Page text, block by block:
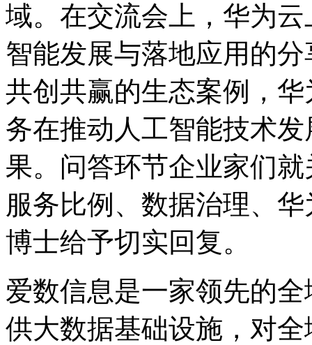
域。在交流会上，华为
智能发展与落地应用的
共创共赢的生态案例，
务在推动人工智能技术
果。问答环节企业家们
服务比例、数据治理、
博士给予切实回复。
爱数信息是一家领先的
供大数据基础设施，对